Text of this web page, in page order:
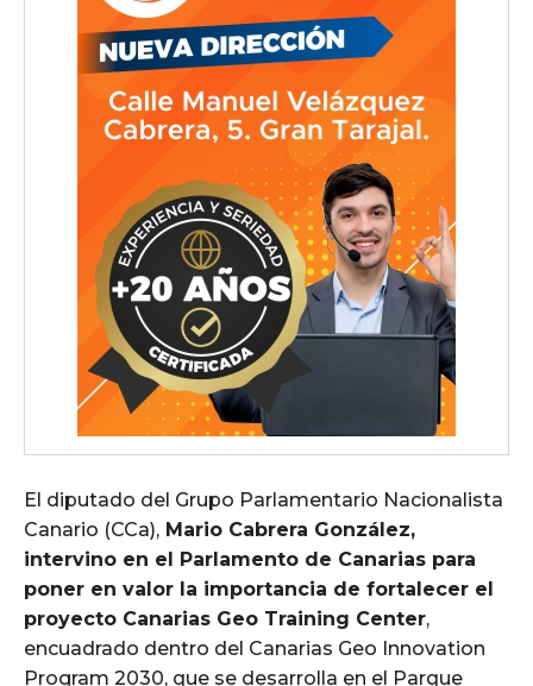
El diputado del Grupo Parlamentario Nacionalista
Canario (CCa), Mario Cabrera González,
intervino en el Parlamento de Canarias para
poner en valor la importancia de fortalecer el
proyecto Canarias Geo Training Center,
encuadrado dentro del Canarias Geo Innovation
Program 2030, que se desarrolla en el Parque